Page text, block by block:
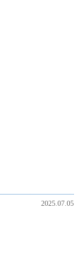
2025.07.05